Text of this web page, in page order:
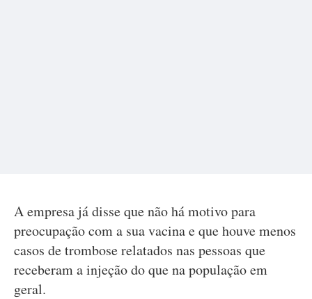
A empresa já disse que não há motivo para
preocupação com a sua vacina e que houve menos
casos de trombose relatados nas pessoas que
receberam a injeção do que na população em
geral.